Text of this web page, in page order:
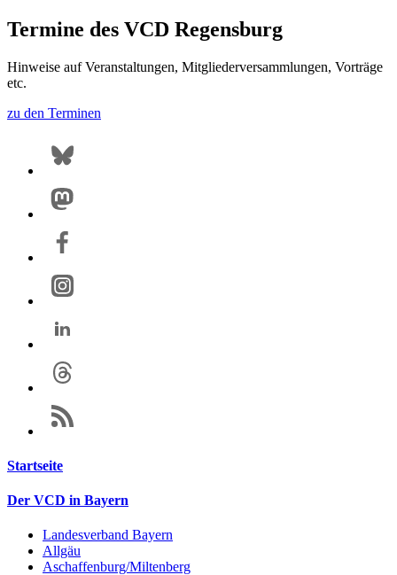
Termine des VCD Regensburg
Hinweise auf Veranstaltungen, Mitgliederversammlungen, Vorträge
etc.
zu den Terminen
Startseite
Der VCD in Bayern
Landesverband Bayern
Allgäu
Aschaffenburg/Miltenberg